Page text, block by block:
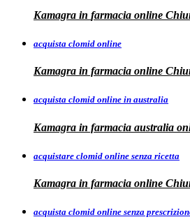
Kamagra in farmacia online
acquista clomid online
Kamagra in farmacia online
acquista clomid online in australia
Kamagra in farmacia australia
acquistare clomid online senza ricetta
Kamagra in farmacia online
acquista clomid online senza